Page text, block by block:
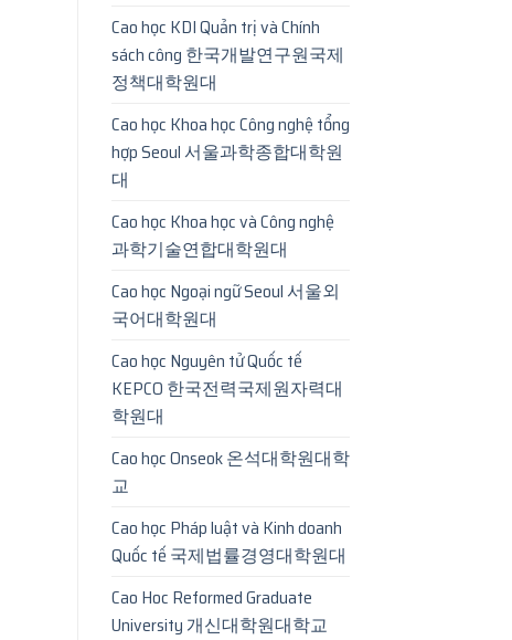
Cao học KDI Quản trị và Chính
sách công 한국개발연구원국제
정책대학원대
Cao học Khoa học Công nghệ tổng
hợp Seoul 서울과학종합대학원
대
Cao học Khoa học và Công nghệ
과학기술연합대학원대
Cao học Ngoại ngữ Seoul 서울외
국어대학원대
Cao học Nguyên tử Quốc tế
KEPCO 한국전력국제원자력대
학원대
Cao học Onseok 온석대학원대학
교
Cao học Pháp luật và Kinh doanh
Quốc tế 국제법률경영대학원대
Cao Hoc Reformed Graduate
University 개신대학원대학교